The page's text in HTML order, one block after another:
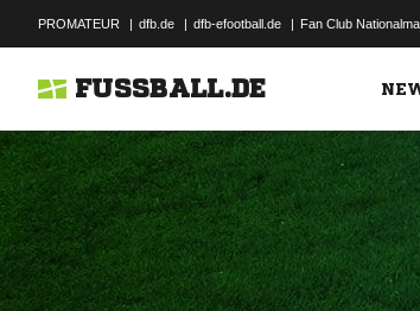
PROMATEUR | dfb.de | dfb-efootball.de | Fan Club
FUSSBALL.DE